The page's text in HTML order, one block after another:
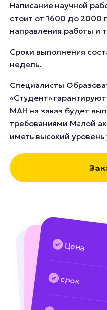
Написание научной
стоит от 1600 до 2000
направления работы и
Сроки выполнения
недель.
Специалисты
«Студент»
МАН на заказ будет
требованиями Малой
иметь высокий уровень
Цена
срок